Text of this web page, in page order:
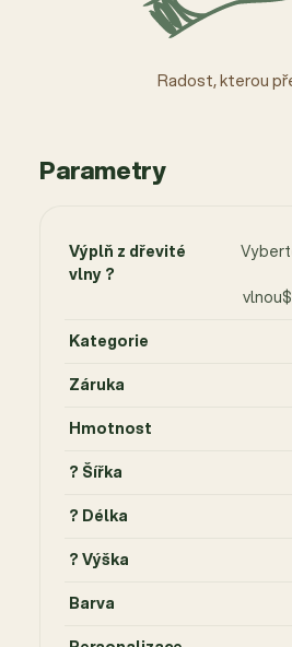
Radost, kterou
Parametry
Výplň z dřevité
vlny ?
Kategorie
Záruka
Hmotnost
? Šířka
? Délka
? Výška
Barva